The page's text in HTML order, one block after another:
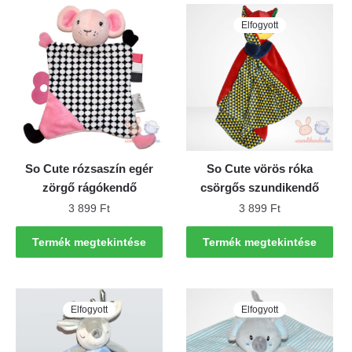
So Cute rózsaszín egér
zörgő rágókendő
3 899 Ft
Termék megtekintése
Elfogyott
So Cute vörös róka
csörgős szundikendő
3 899 Ft
Termék megtekintése
Elfogyott Elfogyott